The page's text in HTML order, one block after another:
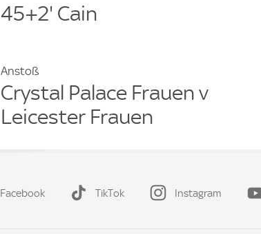
45+2' Cain
Anstoß
Crystal Palace Frauen v
Leicester Frauen
Facebook TikTok Instagram